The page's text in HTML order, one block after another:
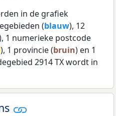
in de grafiek
(blauw), 12
1 numerieke postcode
), 1 provincie (bruin) en 1
2914 TX wordt in